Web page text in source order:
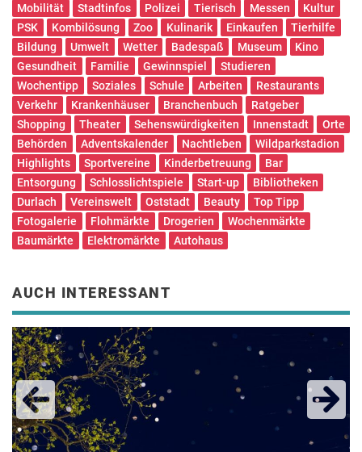
Mobilität
Stadtinfos Polizei Tierisch Messen
Kultur
PSK
Kombilösung Zoo Kulinarik Einkaufen
Tierhilfe
Bildung
Umwelt Wetter Badespaß Museum
Kino
Gesundheit
Familie Gewinnspiel
Studieren
Wochentipp
Soziales Schule Arbeiten
Restaurants
Verkehr
Krankenhäuser Branchenbuch
Ratgeber
Shopping
Theater Sehenswürdigkeiten Innenstadt
Orte
Behörden
Adventskalender Nachtleben
Wildparkstadion
Highlights
Sportvereine Kinderbetreuung
Bar
Entsorgung
Schlosslichtspiele Start-up
Bibliotheken
Durlach
Vereinswelt Oststadt Beauty
Top Tipp
Fotogalerie
Flohmärkte Drogerien
Wochenmärkte
Baumärkte
Elektromärkte Autohaus
AUCH INTERESSANT